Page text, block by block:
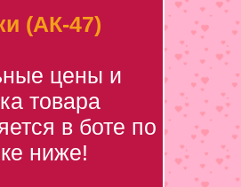
(АК-47)
цены и
товара
в боте по
ниже!